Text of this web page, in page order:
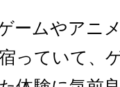
ームやアニ
っていて、